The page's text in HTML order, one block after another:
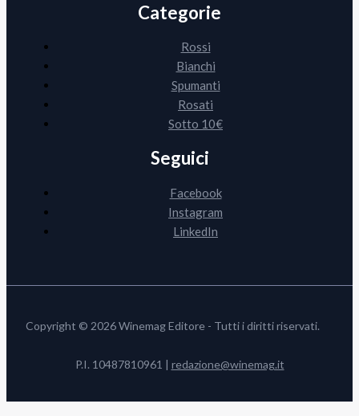
Categorie
Rossi
Bianchi
Spumanti
Rosati
Sotto 10€
Seguici
Facebook
Instagram
LinkedIn
Copyright © 2026 Winemag Editore - Tutti i diritti riservati.
P.I. 10487810961 | redazione@winemag.it